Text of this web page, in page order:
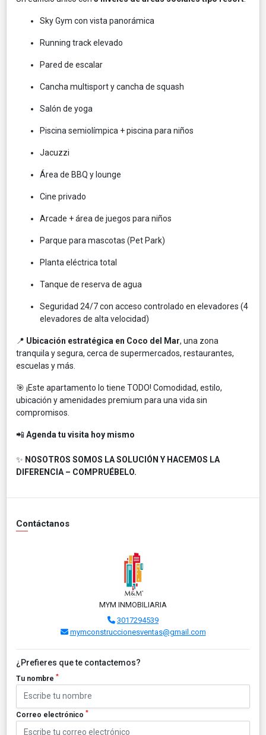
Sky Gym con vista panorámica
Running track elevado
Pared de escalar
Cancha multisport y cancha de squash
Salón de yoga
Piscina semiolímpica + piscina para niños
Jacuzzi
Área de BBQ y lounge
Cine privado
Arcade + área de juegos para niños
Parque para mascotas (Pet Park)
Planta eléctrica total
Tanque de reserva de agua
Seguridad 24/7 con acceso controlado en elevadores (4
elevadores de alta velocidad)
📍 Ubicación estratégica en Coco del Mar, una zona
tranquila y segura, cerca de supermercados, restaurantes,
escuelas y más.
🎯 ¡Este apartamento lo tiene TODO! Comodidad, estilo,
ubicación y amenidades premium para una vida sin
compromisos.
📲Agenda tu visita hoy mismo
✨ NOSOTROS SOMOS LA SOLUCIÓN Y HACEMOS LA
DIFERENCIA – COMPRUÉBELO.
Contáctanos
MYM INMOBILIARIA
3017294539
mymconstruccionesventas@gmail.com
¿Prefieres que te contactemos?
Tu nombre *
Correo electrónico *